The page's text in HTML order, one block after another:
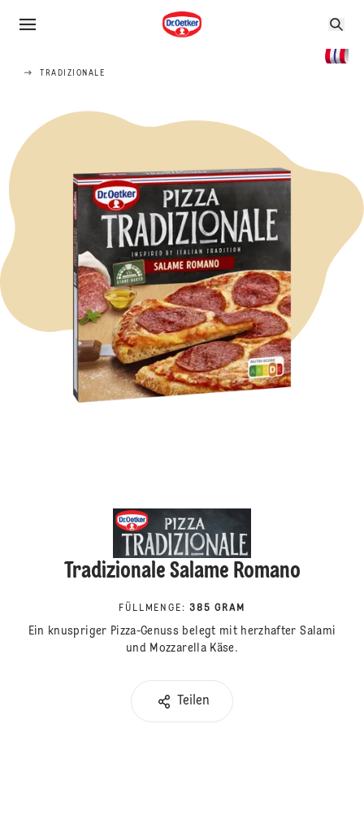
TRADIZIONALE
Tradizionale Salame Romano
FÜLLMENGE : 385 GRAM
Ein knuspriger Pizza-Genuss belegt mit herzhafter Salami
und Mozzarella Käse.
Teilen